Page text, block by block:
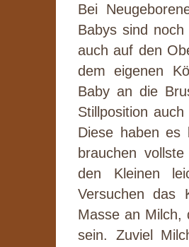
Bei
Babys sind
auch auf den
dem eigenen
Baby an die
Stillposition
Diese haben es
brauchen
den Kleinen
Versuchen das
Masse an Milch,
sein. Zuviel